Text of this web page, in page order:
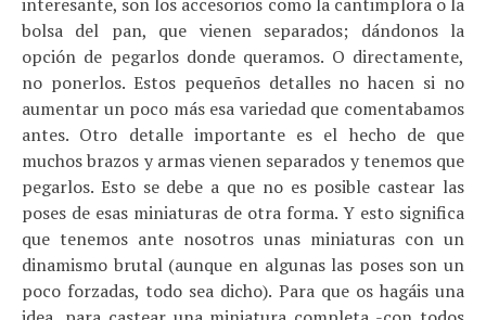
bolsa del pan, que vienen separados; dándonos la
opción de pegarlos donde queramos. O directamente,
no ponerlos. Estos pequeños detalles no hacen si no
aumentar un poco más esa variedad que comentabamos
antes. Otro detalle importante es el hecho de que
muchos brazos y armas vienen separados y tenemos que
pegarlos. Esto se debe a que no es posible castear las
poses de esas miniaturas de otra forma. Y esto significa
que tenemos ante nosotros unas miniaturas con un
dinamismo brutal (aunque en algunas las poses son un
poco forzadas, todo sea dicho). Para que os hagáis una